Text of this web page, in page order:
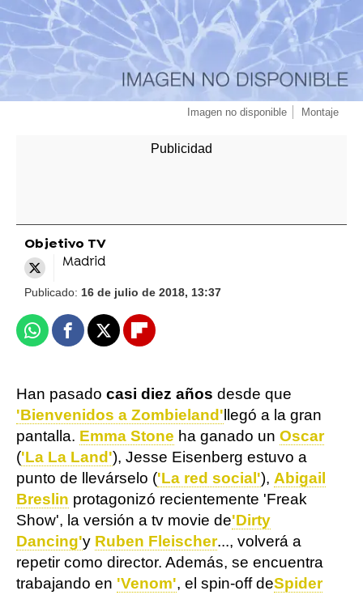
Imagen no disponible Montaje
Objetivo TV
Madrid
Publicado: 16 de julio de 2018, 13:37
WhatsappFacebook
X Flipboard
Han pasado casi diez años desde que
'Bienvenidos a Zombieland' llegó a la gran
pantalla. Emma Stone ha ganado un Oscar
('La La Land'), Jesse Eisenberg estuvo a
punto de llevárselo ('La red social'), Abigail
Breslin protagonizó recientemente 'Freak
Show', la versión a tv movie de'Dirty
Dancing'y Ruben Fleischer..., volverá a
repetir como director. Además, se encuentra
trabajando en 'Venom', el spin-off deSpider